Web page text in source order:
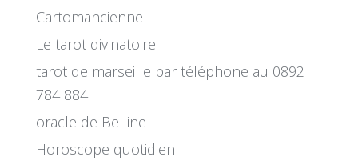
Cartomancienne
Le tarot divinatoire
tarot de marseille par téléphone au 0892
784 884
oracle de Belline
Horoscope quotidien